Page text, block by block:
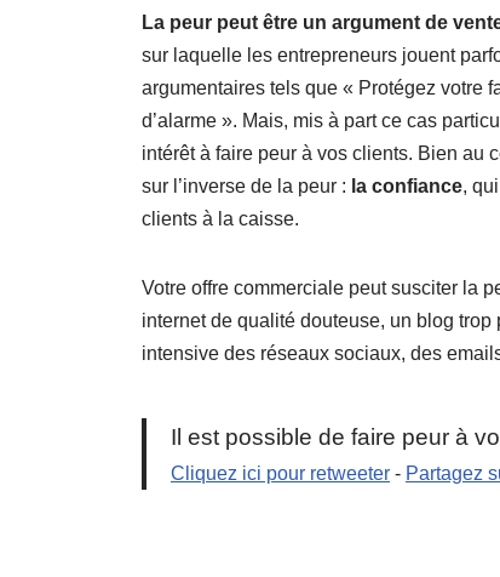
La peur peut être un argument de
sur laquelle les entrepreneurs jouent
argumentaires tels que « Protégez votre
d’alarme ». Mais, mis à part ce cas
intérêt à faire peur à vos clients. Bien au
sur l’inverse de la peur : la confiance,
clients à la caisse.
Votre offre commerciale peut susciter la
internet de qualité douteuse, un blog
intensive des réseaux sociaux, des
Il est possible de faire peur à
Cliquez ici pour retweeter - Partagez